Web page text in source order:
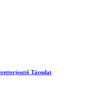
Társulat